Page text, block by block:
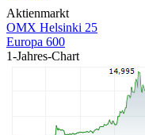
Aktienmarkt
OMX Helsinki 25
Europa 600
1-Jahres-Chart